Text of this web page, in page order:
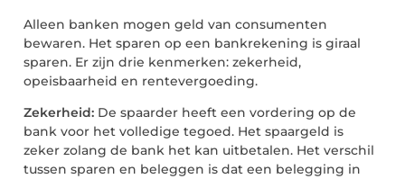
Alleen banken mogen geld van consumenten
bewaren. Het sparen op een bankrekening is giraal
sparen. Er zijn drie kenmerken: zekerheid,
opeisbaarheid en rentevergoeding.
Zekerheid: De spaarder heeft een vordering op de
bank voor het volledige tegoed. Het spaargeld is
zeker zolang de bank het kan uitbetalen. Het verschil
tussen sparen en beleggen is dat een belegging in